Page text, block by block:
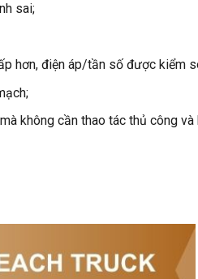
sai;
hơn, điện áp/tần số được kiểm
không cần thao tác thủ công